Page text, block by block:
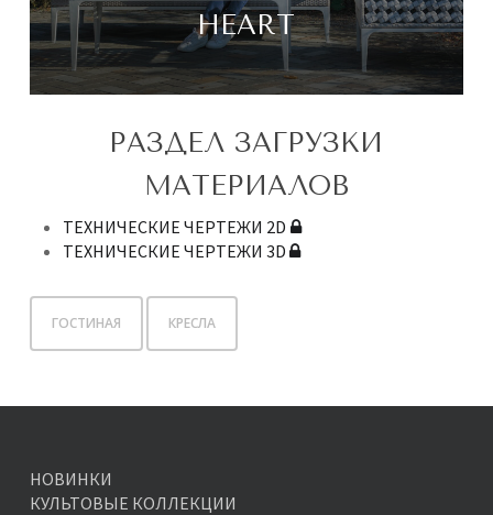
HEART
РАЗДЕЛ ЗАГРУЗКИ
МАТЕРИАЛОВ
ТЕХНИЧЕСКИЕ ЧЕРТЕЖИ 2D
ТЕХНИЧЕСКИЕ ЧЕРТЕЖИ 3D
ГОСТИНАЯ КРЕСЛА
НОВИНКИ
КУЛЬТОВЫЕ КОЛЛЕКЦИИ